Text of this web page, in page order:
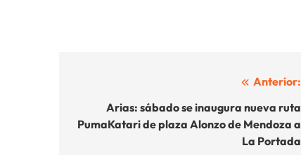
entradas
Anterior:
Arias: sábado se inaugura nueva ruta
PumaKatari de plaza Alonzo de Mendoza a
La Portada